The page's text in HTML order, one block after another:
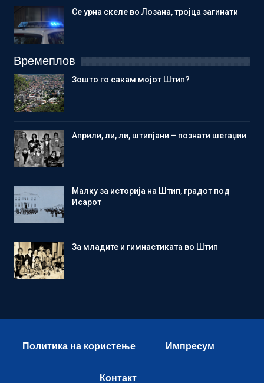
Се урна скеле во Лозана, тројца загинати
Времеплов
Зошто го сакам мојот Штип?
Aприли, ли, ли, штипјани – познати шегаџии
Малку за историја на Штип, градот под
Исарот
Зa младите и гимнастиката во Штип
Политика на користење Импресум
Контакт